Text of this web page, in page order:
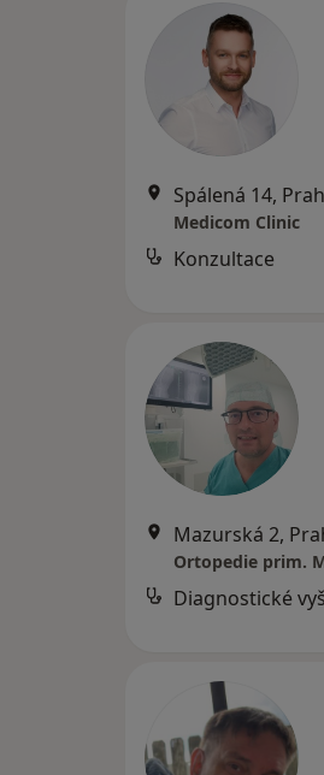
Spálená 14,
Medicom Clinic
Konzultace
Mazurská 2,
Ortopedie prim.
Diagnostické